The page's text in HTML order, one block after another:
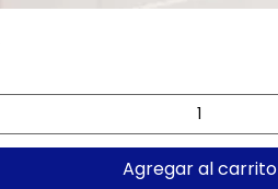
Agregar al carrito